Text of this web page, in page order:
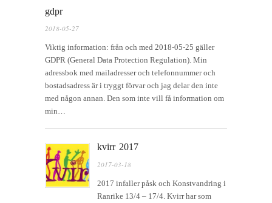
gdpr
2018-05-27
Viktig information: från och med 2018-05-25 gäller
GDPR (General Data Protection Regulation). Min
adressbok med mailadresser och telefonnummer och
bostadsadress är i tryggt förvar och jag delar den inte
med någon annan. Den som inte vill få information om
min…
kvirr 2017
2017-03-18
2017 infaller påsk och Konstvandring i
Ranrike 13/4 – 17/4. Kvirr har som